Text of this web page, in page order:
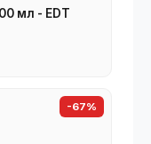
мл - EDT
-67%